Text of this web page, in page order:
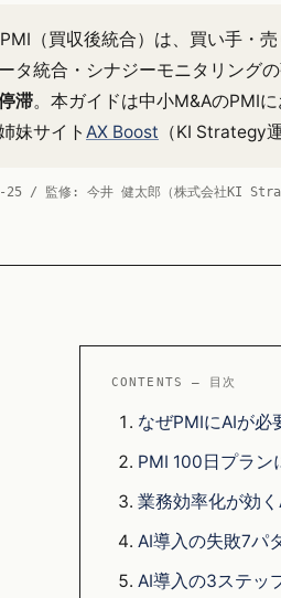
（買収後統合）は、買い手・
タ統合・シナジーモニタリング
滞。本ガイドは中小M&AのPMI
妹サイト AX Boost （KI Strategy
/ 監修: 今井 健太郎（株式会社KI
CONTENTS — 目次
なぜPMIにAIが
PMI 100日プラン
業務効率化が効
AI導入の失敗7パ
AI導入の3ステッ